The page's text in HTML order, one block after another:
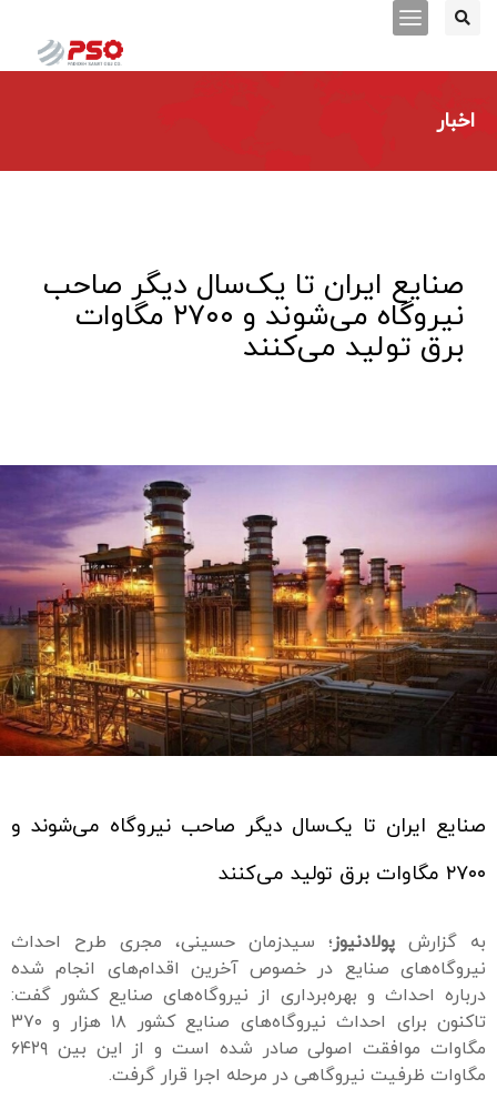
اخبار
صنایع ایران تا یک‌سال دیگر صاحب
نیروگاه می‌شوند و ۲۷۰۰ مگاوات
برق تولید می‌کنند ​
صنایع ایران تا یک‌سال دیگر صاحب نیروگاه می‌شوند و
۲۷۰۰ مگاوات برق تولید می‌کنند
به گزارش پولادنیوز؛ سیدزمان حسینی، مجری طرح احداث
نیروگاه‌های صنایع در خصوص آخرین اقدام‌های انجام شده
درباره احداث و بهره‌برداری از نیروگاه‌های صنایع کشور گفت:
تاکنون برای احداث نیروگاه‌های صنایع کشور ۱۸ هزار و ۳۷۰
مگاوات موافقت اصولی صادر شده است و از این ‌بین ۶۴۲۹
مگاوات ظرفیت نیروگاهی در مرحله اجرا قرار گرفت.